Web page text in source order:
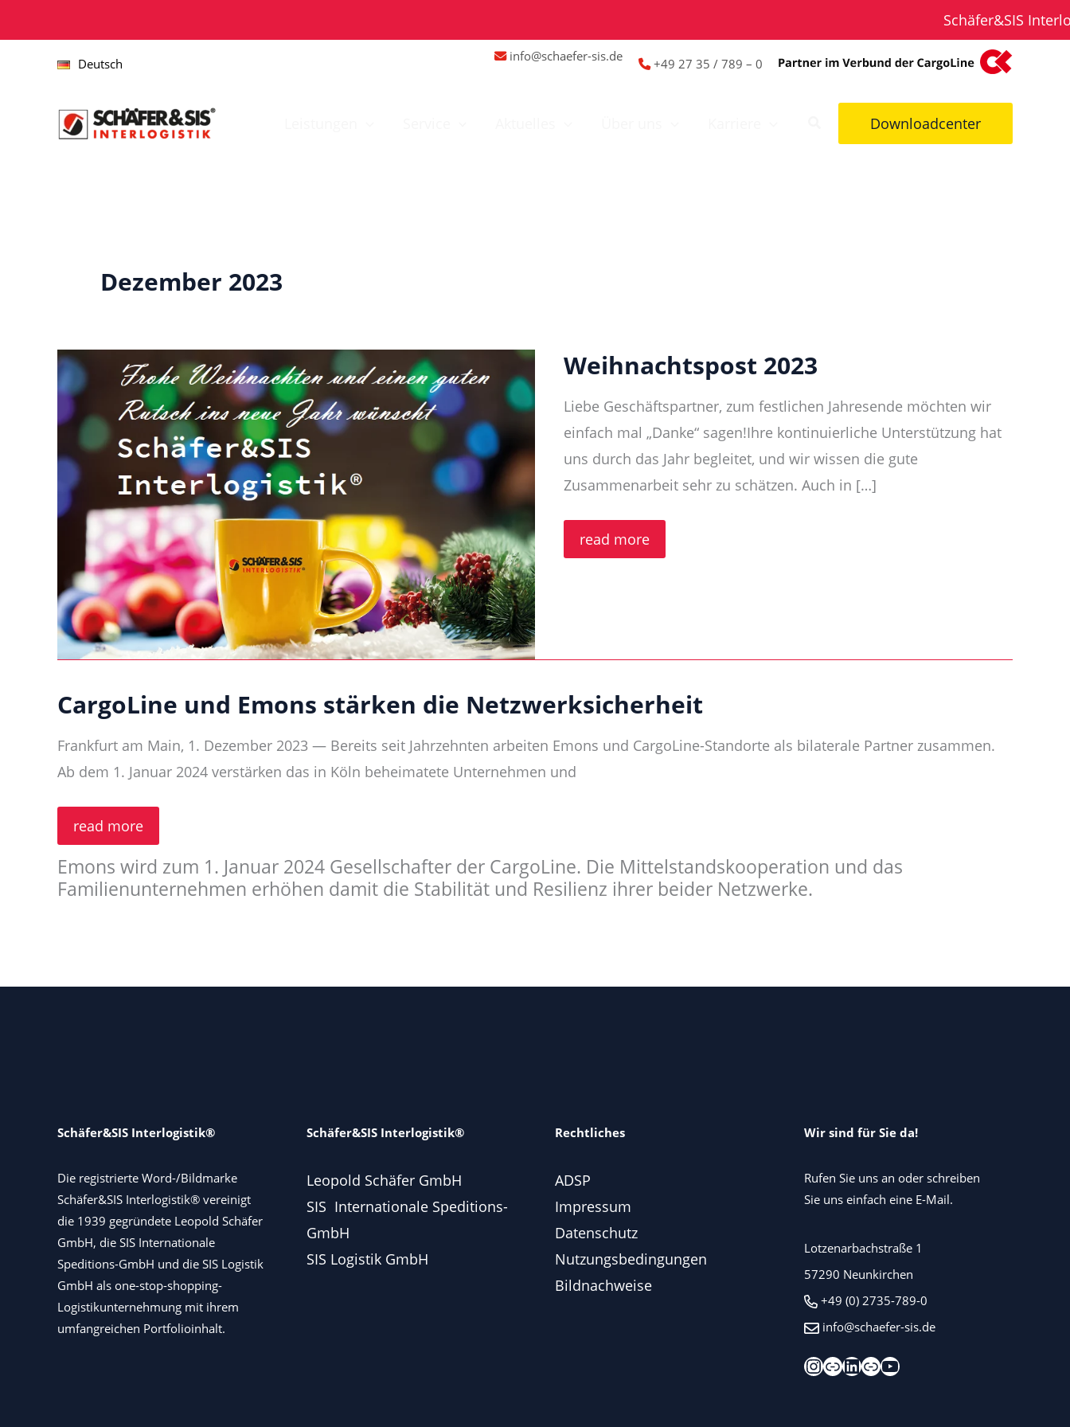
Inhalt
springen
Schäfer&SIS
Deutsch info@schaefer-sis.de +49 27 35 / 789 – 0
Downloadcenter
Dezember 2023
Weihnachtspost 2023
Liebe Geschäftspartner, zum festlichen Jahresende möchten wir
einfach mal „Danke“ sagen!Ihre kontinuierliche Unterstützung hat
uns durch das Jahr begleitet, und wir wissen die gute
Zusammenarbeit sehr zu schätzen. Auch in […]
Weihnachtspost
read more
CargoLine und Emons stärken die Netzwerksicherheit
Frankfurt am Main, 1. Dezember 2023 — Bereits seit Jahrzehnten arbeiten Emons und CargoLine-Standorte als bilaterale Partner zusammen.
Ab dem 1. Januar 2024 verstärken das in Köln beheimatete Unternehmen und
CargoLine
stärken
die
Netzwerksicherheit
read more
Emons wird zum 1. Januar 2024 Gesellschafter der CargoLine. Die Mittelstandskooperation und das
Familienunternehmen erhöhen damit die Stabilität und Resilienz ihrer beider Netzwerke.
Schäfer&SIS Interlogistik®
Die registrierte Word-/Bildmarke
Schäfer&SIS Interlogistik® vereinigt
die 1939 gegründete Leopold Schäfer
GmbH, die SIS Internationale
Speditions-GmbH und die SIS Logistik
GmbH als one-stop-shopping-
Logistikunternehmung mit ihrem
umfangreichen Portfolioinhalt.
Schäfer&SIS Interlogistik®
Leopold Schäfer GmbH
SIS Internationale Speditions-
GmbH
SIS Logistik GmbH
Rechtliches
ADSP
Impressum
Datenschutz
Nutzungsbedingungen
Bildnachweise
Wir sind für Sie da!
Rufen Sie uns an oder schreiben
Sie uns einfach eine E-Mail.
Lotzenarbachstraße 1
57290 Neunkirchen
+49 (0) 2735-789-0
info@schaefer-sis.de
Instagram
XingLinkedIn
Kununu
YouTube